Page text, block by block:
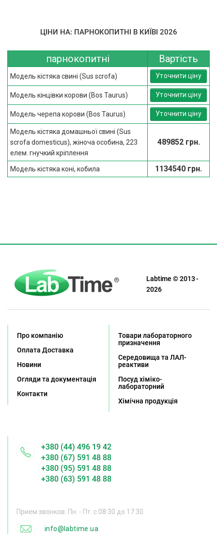
ЦІНИ НА: ПАРНОКОПИТНІ В КИЇВІ 2026
парнокопитні Вартість
Модель кістяка свині (Sus scrofa) Уточнити ціну
Модель кінцівки корови (Bos Taurus) Уточнити ціну
Модель черепа корови (Bos Taurus) Уточнити ціну
Модель кістяка домашньої свині (Sus
scrofa domesticus), жіноча особина, 223
елем. гнучкий кріплення
489852 грн.
Модель кістяка коні, кобила 1134540 грн.
Labtime © 2013 -
2026
Про компанію
Оплата Доставка
Новини
Огляди та документація
Контакти
Товари лабораторного
призначення
Середовища та ЛАЛ-
реактиви
Посуд хіміко-
лабораторний
Хімічна продукція
+380 (44) 496 19 42
+380 (67) 591 48 88
+380 (95) 591 48 88
+380 (63) 591 48 88
Прием звонков: Пн. - Пт. с 08:30 до 17:30
info@labtime.ua